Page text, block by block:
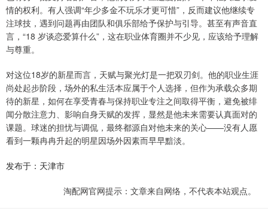
情的权利。有人强调“年少多金不玩乐才更可惜”，反而建议他继续专
注球技，遇到问题再由团队和俱乐部给予保护与引导。甚至有声音直
言，“18 岁谈恋爱算什么”，这在职业体育圈并不少见，应该给予理解
与尊重。
对这位18岁的新星而言，天赋与聚光灯是一把双刃剑。他的职业生涯
尚处起步阶段，场外的私生活本应属于个人选择，但作为承载众多期
待的新星，如何在享受青春与保持职业专注之间取得平衡，避免被绯
闻分散注意力、影响自身天赋的发挥，显然是他未来需要认真面对的
课题。球迷的担忧与调侃，最终都源自对他未来的关心——没有人愿
看到一颗冉冉升起的明星因场外因素而早早黯淡。
发布于：天津市
淘配网官网提示：文章来自网络，不代表本站观点。